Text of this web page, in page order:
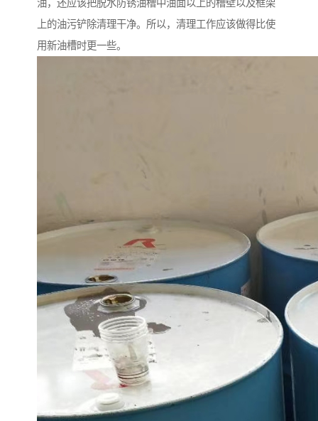
油，还应该把脱水防锈油槽中油面以上的槽壁以及框架
上的油污铲除清理干净。所以，清理工作应该做得比使
用新油槽时更一些。